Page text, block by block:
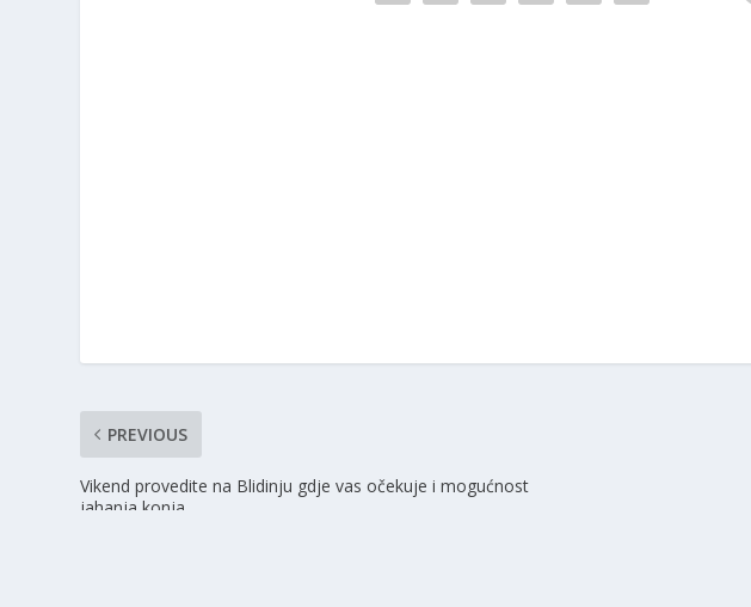
PREVIOUS
Vikend provedite na Blidinju gdje vas očekuje i mogućnost
jahanja konja